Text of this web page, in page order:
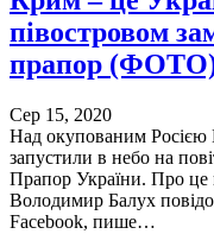
півостровом
прапор
Сер 15, 2020
Над окупованим Росією
запустили в небо на
Прапор України. Про це
Володимир Балух
Facebook, пише…